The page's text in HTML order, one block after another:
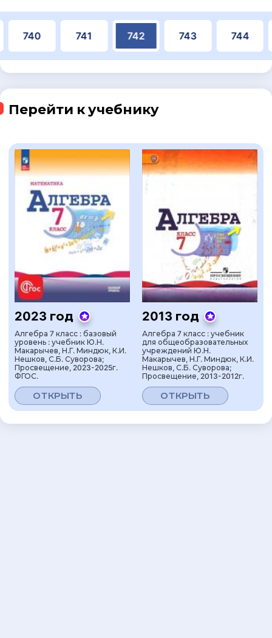
740 741 742 743 744
Перейти к учебнику
2023 год
Алгебра 7 класс : базовый
уровень : учебник Ю.Н.
Макарычев, Н.Г. Миндюк, К.И.
Нешков, С.Б. Суворова;
Просвещение, 2023-2025г.
ФГОС.
ОТКРЫТЬ
2013 год
Алгебра 7 класс : учебник
для общеобразовательных
учреждений Ю.Н.
Макарычев, Н.Г. Миндюк, К.И.
Нешков, С.Б. Суворова;
Просвещение, 2013-2012г.
ОТКРЫТЬ